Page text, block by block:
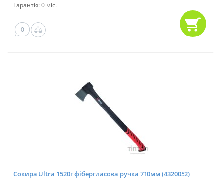
Гарантія: 0 міс.
0
Сокира Ultra 1520г фібергласова ручка 710мм (4320052)